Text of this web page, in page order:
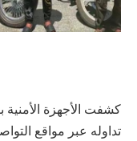
كشفت الأجهزة الأمنية
تداوله عبر مواقع